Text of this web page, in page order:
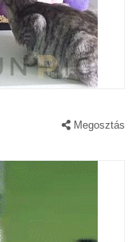
Megosztás